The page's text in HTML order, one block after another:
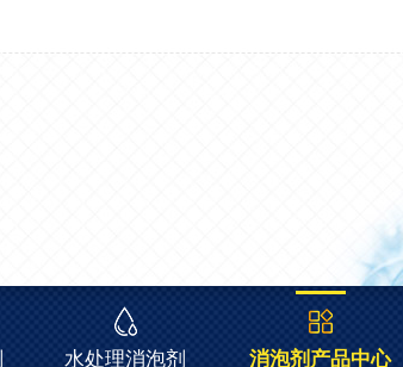
水处理消泡剂 消泡剂产品中心